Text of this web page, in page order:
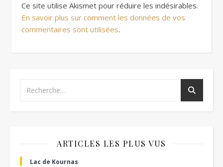
Ce site utilise Akismet pour réduire les indésirables.
En savoir plus sur comment les données de vos
commentaires sont utilisées.
ARTICLES LES PLUS VUS
Lac de Kournas